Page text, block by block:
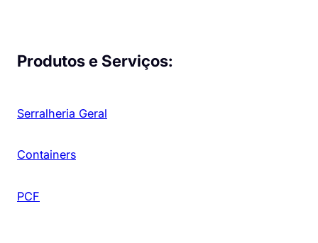
Produtos e Serviços:
Serralheria Geral
Containers
PCF